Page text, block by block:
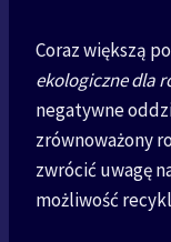
Coraz większą
ekologiczne dla
negatywne
zrównoważony
zwrócić uwagę
możliwość